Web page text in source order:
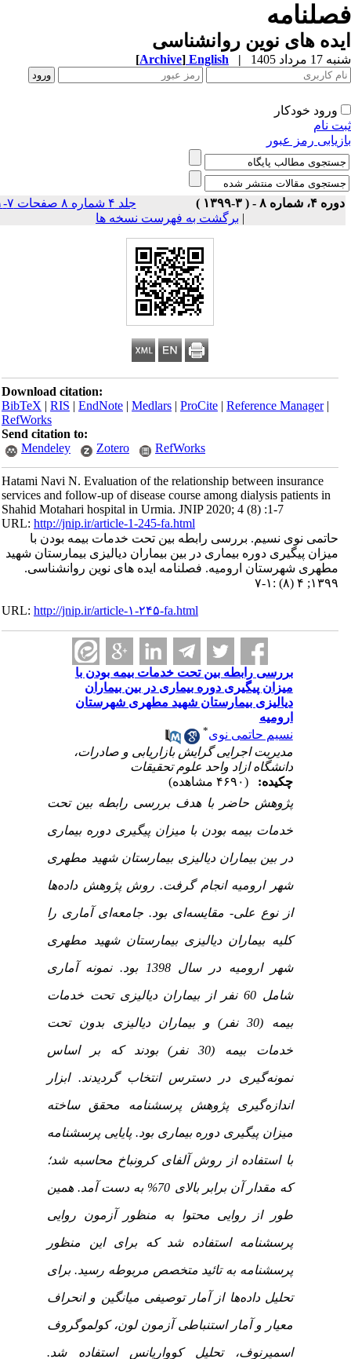
های نوین روانشناسی
مرداد 1405 |
English
[Archive]
ورود خودکار
نام
رمز عبور
۴، شماره ۸ - ( ۳-۱۳۹۹ )
جلد ۴ شماره ۸ صفحات ۷-۱
برگشت به فهرست نسخه ها
Download citation:
BibTeX|RIS|EndNote|Medlars|ProCite|Reference Manager
RefWorks
Send citation to:
Mendeley
Zotero RefWorks
Hatami Navi N. Evaluation of the relationship between insurance
services and follow-up of disease course among dialysis patients in
Shahid Motahari hospital in Urmia. JNIP 2020; 4 (8) :1-7
URL:http://jnip.ir/article-1-245-fa.html
حاتمی نوی نسیم. بررسی رابطه بین تحت خدمات بیمه بودن با
میزان پیگیری دوره بیماری در بین بیماران دیالیزی بیمارستان شهید
مطهری شهرستان ارومیه. فصلنامه ایده های نوین روانشناسی.
۱۳۹۹; ۴ (۸) :۱-۷
URL:http://jnip.ir/article-۱-۲۴۵-fa.html
بررسی رابطه بین تحت خدمات بیمه بودن با
میزان پیگیری دوره بیماری در بین بیماران
دیالیزی بیمارستان شهید مطهری شهرستان
ارومیه
نسیم حاتمی نوی*
مدیریت اجرایی گرایش بازاریابی و صادرات،
دانشگاه ازاد واحد علوم تحقیقات
چکیده:
پژوهش حاضر با هدف بررسی رابطه بین تحت
خدمات بیمه بودن با میزان پیگیری دوره بیماری
در بین بیماران دیالیزی بیمارستان شهید مطهری
شهر ارومیه انجام گرفت. روش پژوهش داده‌ها
از نوع علی- مقایسه‌ای بود. جامعه‌ای آماری را
کلیه بیماران دیالیزی بیمارستان شهید مطهری
شهر ارومیه در سال 1398 بود. نمونه آماری
شامل 60 نفر از بیماران دیالیزی تحت خدمات
بیمه (30 نفر) و بیماران دیالیزی بدون تحت
خدمات بیمه (30 نفر) بودند که بر اساس
نمونه‌گیری در دسترس انتخاب گردیدند. ابزار
اندازه‌گیری پژوهش پرسشنامه محقق ساخته
میزان پیگیری دوره بیماری بود. پایایی پرسشنامه
با استفاده از روش آلفای کرونباخ محاسبه شد؛
که مقدار آن برابر بالای 70% به دست آمد. همین
طور از روایی محتوا به منظور آزمون روایی
پرسشنامه استفاده شد که برای این منظور
پرسشنامه به تائید متخصص مربوطه رسید. برای
تحلیل داده‌ها از آمار توصیفی میانگین و انحراف
معیار و آمار استنباطی آزمون لون، کولموگروف
اسمیرنوف، تحلیل کوواریانس استفاده شد.